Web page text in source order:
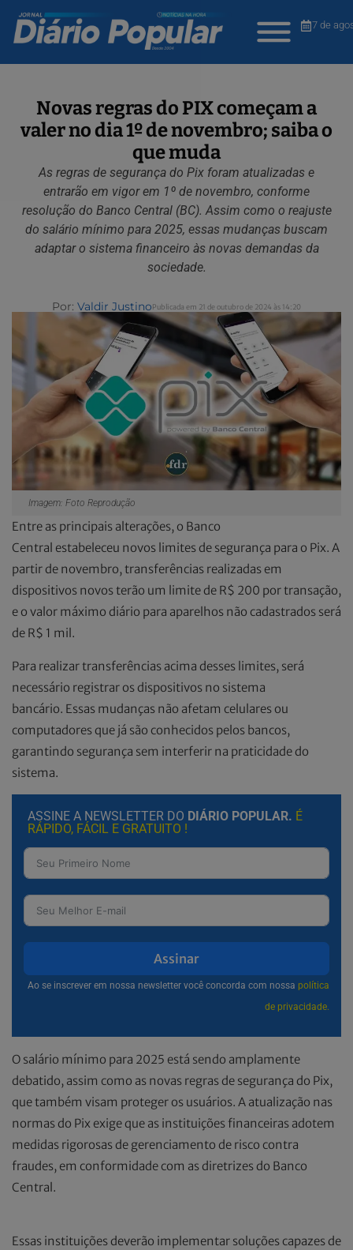
7 de
Novas regras do PIX começam a
valer no dia 1º de novembro; saiba o
que muda
As regras de segurança do Pix foram atualizadas e
entrarão em vigor em 1º de novembro, conforme
resolução do Banco Central (BC). Assim como o reajuste
do salário mínimo para 2025, essas mudanças buscam
adaptar o sistema financeiro às novas demandas da
sociedade.
Por: Valdir JustinoPublicada em 21 de outubro de 2024 às 14:20
Imagem: Foto Reprodução
Entre as principais alterações, o Banco
Central estabeleceu novos limites de segurança para o Pix. A
partir de novembro, transferências realizadas em
dispositivos novos terão um limite de R$ 200 por transação,
e o valor máximo diário para aparelhos não cadastrados será
de R$ 1 mil.
Para realizar transferências acima desses limites, será
necessário registrar os dispositivos no sistema
bancário. Essas mudanças não afetam celulares ou
computadores que já são conhecidos pelos bancos,
garantindo segurança sem interferir na praticidade do
sistema.
ASSINE A NEWSLETTER DO DIÁRIO POPULAR. É
RÁPIDO, FÁCIL E GRATUITO !
Assinar
Ao se inscrever em nossa newsletter você concorda com nossa política
de privacidade.
O salário mínimo para 2025 está sendo amplamente
debatido, assim como as novas regras de segurança do Pix,
que também visam proteger os usuários. A atualização nas
normas do Pix exige que as instituições financeiras adotem
medidas rigorosas de gerenciamento de risco contra
fraudes, em conformidade com as diretrizes do Banco
Central.
Essas instituições deverão implementar soluções capazes de